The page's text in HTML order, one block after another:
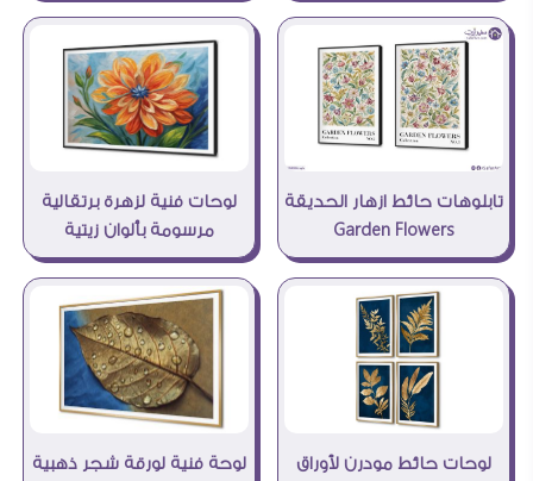
تابلوهات حائط ازهار الحديقة
Garden Flowers
لوحات فنية لزهرة برتقالية
مرسومة بألوان زيتية
لوحات حائط مودرن لأوراق
لوحة فنية لورقة شجر ذهبية